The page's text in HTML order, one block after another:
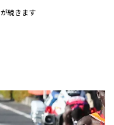
続きます